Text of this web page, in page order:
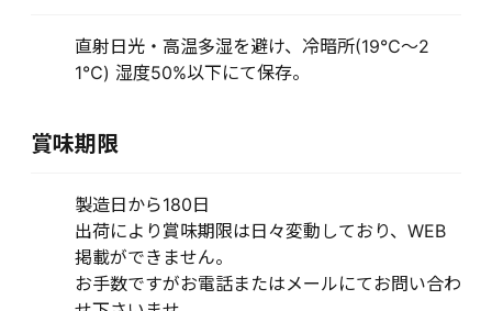
直射日光・高温多湿を避け、冷暗所(19℃～2
1℃) 湿度50%以下にて保存。
賞味期限
製造日から180日
出荷により賞味期限は日々変動しており、WEB
掲載ができません。
お手数ですがお電話またはメールにてお問い合わ